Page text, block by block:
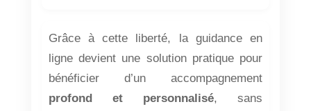
Grâce à cette liberté, la guidance en
ligne devient une solution pratique pour
bénéficier d’un accompagnement
profond et personnalisé, sans